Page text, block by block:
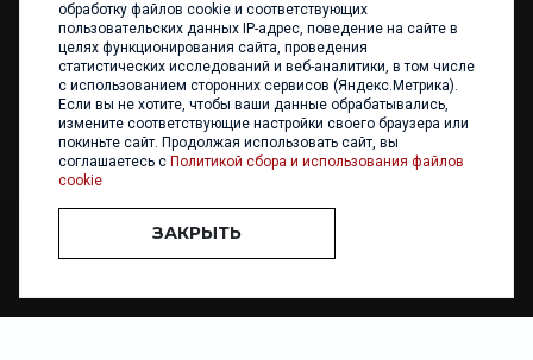
236017 Калининград,
ул. Каштановая аллея, 47
Телефон: +7 4012 960 898,
+7 4012 960 856
Написать нам
ООО «ФИЛИПП» © 2013 - 2026. Все права защищены
Разработка и
обработку файлов cookie и соответствующих
пользовательских данных IP-адрес, поведение на сайте в
целях функционирования сайта, проведения
статистических исследований и веб-аналитики, в том числе
с использованием сторонних сервисов (Яндекс.Метрика).
Если вы не хотите, чтобы ваши данные обрабатывались,
измените соответствующие настройки своего браузера или
покиньте сайт. Продолжая использовать сайт, вы
соглашаетесь с Политикой сбора и использования файлов
cookie
ЗАКРЫТЬ